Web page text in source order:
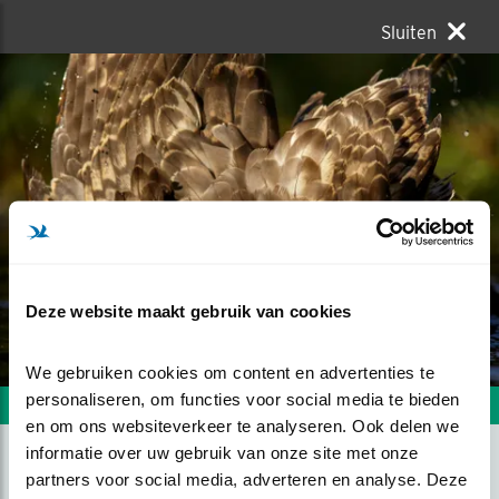
Deze website maakt gebruik van cookies
We gebruiken cookies om content en advertenties te
personaliseren, om functies voor social media te bieden
en om ons websiteverkeer te analyseren. Ook delen we
informatie over uw gebruik van onze site met onze
partners voor social media, adverteren en analyse. Deze
Sluiten
Volgende foto Vorige foto